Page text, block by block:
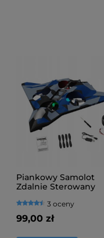
Piankowy Samolot
Zdalnie Sterowany
3 oceny
99,00 zł